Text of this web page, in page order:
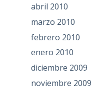
abril 2010
marzo 2010
febrero 2010
enero 2010
diciembre 2009
noviembre 2009